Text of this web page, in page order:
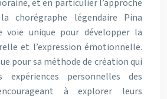
et en particulier l’approche
chorégraphe légendaire Pina
voie unique pour développer la
et l’expression émotionnelle.
pour sa méthode de création qui
personnelles des
à explorer leurs